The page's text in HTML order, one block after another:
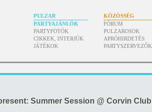
PULZAR
PARTYAJÁNLÓK
PARTYFOTÓK
CIKKEK, INTERJÚK
JÁTÉKOK
KÖZÖSSÉG
FÓRUM
PULZAROSOK
APRÓHIRDETÉS
PARTYSZERVEZŐK
Summer Session @ Corvin Club